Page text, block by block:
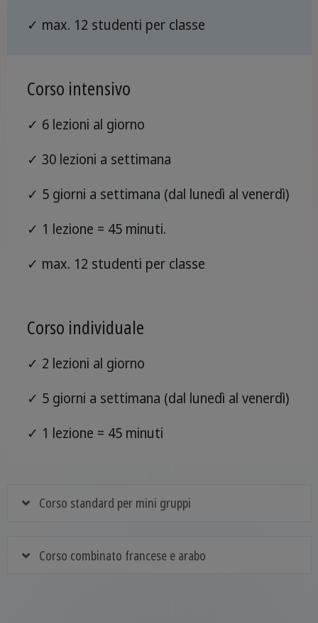
✓ max. 12 studenti per classe
Corso intensivo
✓ 6 lezioni al giorno
✓ 30 lezioni a settimana
✓ 5 giorni a settimana (dal lunedì al venerdì)
✓ 1 lezione = 45 minuti.
✓ max. 12 studenti per classe
Corso individuale
✓ 2 lezioni al giorno
✓ 5 giorni a settimana (dal lunedì al venerdì)
✓ 1 lezione = 45 minuti
Corso standard per mini gruppi
Corso combinato francese e arabo